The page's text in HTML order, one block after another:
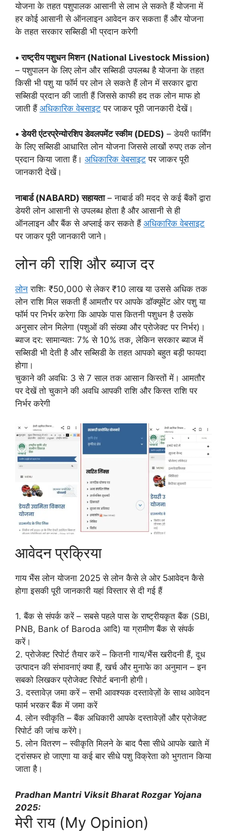
योजना के तहत पशुपालक आसानी से लाभ ले सकते हैं योजना में
हर कोई आसानी से ऑनलाइन आवेदन कर सकता हैं और योजना
के तहत सरकार सब्सिडी भी प्रदान करेगी
• राष्ट्रीय पशुधन मिशन (National Livestock Mission)
– पशुपालन के लिए लोन और सब्सिडी उपलब्ध है योजना के तहत
किसी भी पशु या फॉर्म पर लोन ले सकते हैं लोन में सरकार द्वारा
सब्सिडी प्रदान की जाती हैं जिससे काफी हद तक लोन माफ हो
जाती हैं अधिकारिक वेबसाइट पर जाकर पूरी जानकारी देखें।
• डेयरी एंटरप्रेन्योरशिप डेवलपमेंट स्कीम (DEDS) – डेयरी फार्मिंग
के लिए सब्सिडी आधारित लोन योजना जिससे लाखों रुपए तक लोन
प्रदान किया जाता हैं। अधिकारिक वेबसाइट पर जाकर पूरी
जानकारी देखें।
नाबार्ड (NABARD) सहायता– नाबार्ड की मदद से कई बैंकों द्वारा
डेयरी लोन आसानी से उपलब्ध होता है और आसानी से ही
ऑनलाइन और बैंक से अप्लाई कर सकते हैं अधिकारिक वेबसाइट
पर जाकर पूरी जानकारी जाने।
लोन की राशि और ब्याज दर
लोन राशि: ₹50,000 से लेकर ₹10 लाख या उससे अधिक तक
लोन राशि मिल सकती हैं आमतौर पर आपके डॉक्यूमेंट ओर पशु या
फॉर्म पर निर्भर करेगा कि आपके पास कितनी पशुधन है उसके
अनुसार लोन मिलेगा (पशुओं की संख्या और प्रोजेक्ट पर निर्भर)।
ब्याज दर: सामान्यत: 7% से 10% तक, लेकिन सरकार ब्याज में
सब्सिडी भी देती है और सब्सिडी के तहत आपको बहुत बड़ी फायदा
होगा।
चुकाने की अवधि: 3 से 7 साल तक आसान किस्तों में। आमतौर
पर देखें तो चुकाने की अवधि आपकी राशि और किस्त राशि पर
निर्भर करेगी
आवेदन प्रक्रिया
गाय भैंस लोन योजना 2025 से लोन कैसे ले ओर 5आवेदन कैसे
होगा इसकी पूरी जानकारी यहां विस्तार से दी गई हैं
1. बैंक से संपर्क करें – सबसे पहले पास के राष्ट्रीयकृत बैंक (SBI,
PNB, Bank of Baroda आदि) या ग्रामीण बैंक से संपर्क
करें।
2. प्रोजेक्ट रिपोर्ट तैयार करें – कितनी गाय/भैंस खरीदनी हैं, दूध
उत्पादन की संभावनाएं क्या हैं, खर्च और मुनाफे का अनुमान – इन
सबको लिखकर प्रोजेक्ट रिपोर्ट बनानी होगी।
3. दस्तावेज़ जमा करें – सभी आवश्यक दस्तावेज़ों के साथ आवेदन
फार्म भरकर बैंक में जमा करें
4. लोन स्वीकृति – बैंक अधिकारी आपके दस्तावेज़ों और प्रोजेक्ट
रिपोर्ट की जांच करेंगे।
5. लोन वितरण – स्वीकृति मिलने के बाद पैसा सीधे आपके खाते में
ट्रांसफर हो जाएगा या कई बार सीधे पशु विक्रेता को भुगतान किया
जाता है।
Pradhan Mantri Viksit Bharat Rozgar Yojana
2025:
मेरी राय (My Opinion)